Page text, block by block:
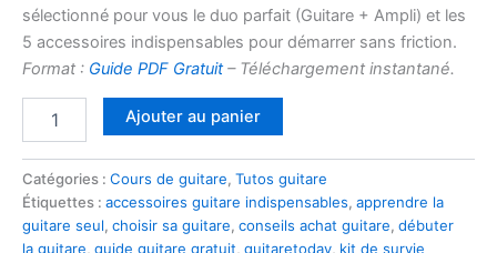
sélectionné pour vous le duo parfait (Guitare + Ampli) et les
5 accessoires indispensables pour démarrer sans friction.
Format : Guide PDF Gratuit– Téléchargement instantané.
Kit
de
Survie
du
Ajouter au panier
Catégories : Cours de guitare, Tutos guitare
Étiquettes : accessoires guitare indispensables, apprendre la
guitare seul, choisir sa guitare, conseils achat guitare, débuter
la guitare, guide guitare gratuit, guitaretoday, kit de survie